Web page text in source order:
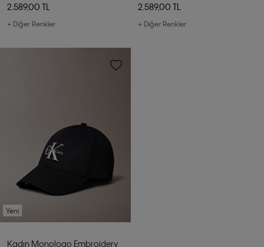
2.589,00 TL
+ Diğer Renkler
2.589,00 TL
+ Diğer Renkler
Yeni
Kadın Monologo Embroidery